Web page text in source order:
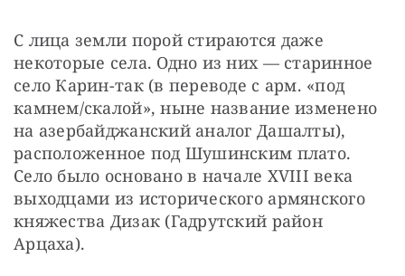
С лица земли порой стираются даже
некоторые села. Одно из них — старинное
село Карин-так (в переводе с арм. «под
камнем/скалой», ныне название изменено
на азербайджанский аналог Дашалты),
расположенное под Шушинским плато.
Село было основано в начале XVIII века
выходцами из исторического армянского
княжества Дизак (Гадрутский район
Арцаха).